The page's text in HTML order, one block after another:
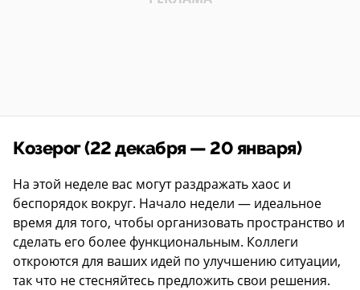
Козерог (22 декабря — 20 января)
На этой неделе вас могут раздражать хаос и
беспорядок вокруг. Начало недели — идеальное
время для того, чтобы организовать пространство и
сделать его более функциональным. Коллеги
откроются для ваших идей по улучшению ситуации,
так что не стесняйтесь предложить свои решения.